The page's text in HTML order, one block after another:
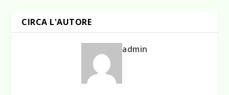
CIRCA L'AUTORE
admin